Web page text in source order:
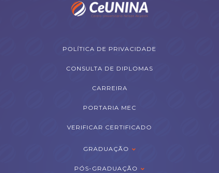
POLÍTICA DE PRIVACIDADE
CONSULTA DE DIPLOMAS
CARREIRA
PORTARIA MEC
VERIFICAR CERTIFICADO
GRADUAÇÃO
PÓS-GRADUAÇÃO